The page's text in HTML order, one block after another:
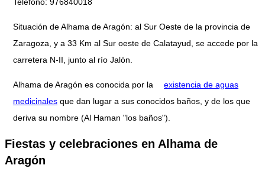
Situación de Alhama de Aragón: al Sur Oeste de la provincia de
Zaragoza, y a 33 Km al Sur oeste de Calatayud, se accede por la
carretera N-II, junto al río Jalón.
Alhama de Aragón es conocida por la
existencia de aguas
medicinales que dan lugar a sus conocidos baños, y de los que
deriva su nombre (Al Haman "los baños").
Fiestas y celebraciones en Alhama de
Aragón